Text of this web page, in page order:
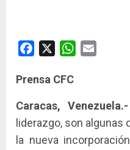
Facebook WhatsApp
Prensa CFC
Caracas, Venezuela.-
liderazgo, son algunas
la nueva